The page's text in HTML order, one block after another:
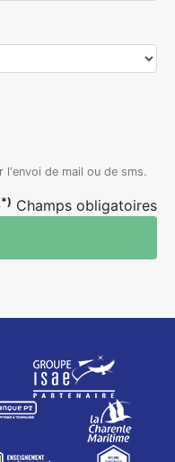
l'envoi de mail ou de sms.
Champs obligatoires